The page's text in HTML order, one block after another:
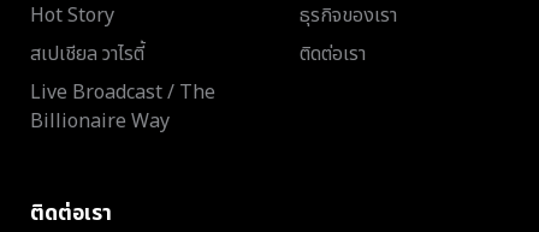
Hot Story
สเปเชียล วาไรตี้
Live Broadcast / The
Billionaire Way
ธุรกิจของเรา
ติดต่อเรา
ติดต่อเรา